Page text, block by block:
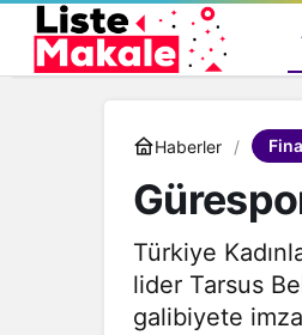
Haberler
Türkiye
lider Tarsus
galibiyete